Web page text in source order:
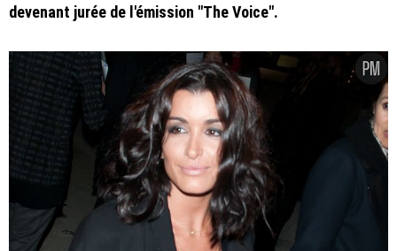
devenant jurée de l'émission "The Voice".